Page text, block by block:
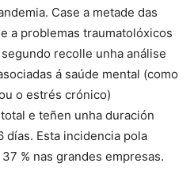
. Case a metade das
a problemas traumatolóxicos
recolle unha análise
á saúde mental (como
o estrés crónico)
e teñen unha duración
días. Esta incidencia pola
% nas grandes empresas.